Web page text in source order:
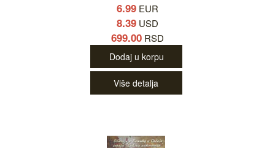
6.99 EUR
8.39 USD
699.00 RSD
Dodaj u korpu
Više detalja